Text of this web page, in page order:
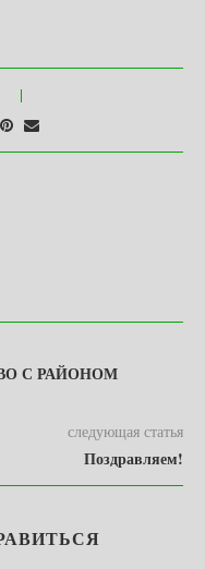
С РАЙОНОМ
следующая статья
Поздравляем!